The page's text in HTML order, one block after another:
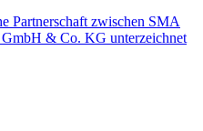
Partnerschaft zwischen SMA
& Co. KG unterzeichnet